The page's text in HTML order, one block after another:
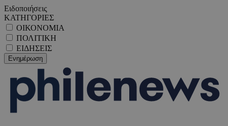
Ειδοποιήσεις
ΚΑΤΗΓΟΡΙΕΣ
ΟΙΚΟΝΟΜΙΑ
ΠΟΛΙΤΙΚΗ
ΕΙΔΗΣΕΙΣ